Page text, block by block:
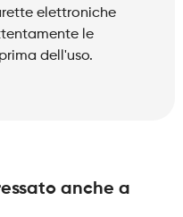
elettroniche
le
dell'uso.
anche a